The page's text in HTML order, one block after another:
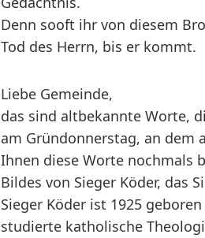
Denn sooft ihr von diesem
Tod des Herrn, bis er kommt.
Liebe Gemeinde,
das sind altbekannte Worte,
am Gründonnerstag, an dem
Ihnen diese Worte nochmals
Bildes von Sieger Köder, das
Sieger Köder ist 1925
studierte katholische